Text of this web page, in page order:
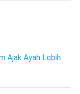
Ajak Ayah Lebih